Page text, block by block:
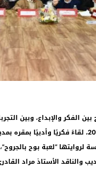
الفكر والإبداع، وبين
كفاءات إقليم تاونات، يوم السبت 31 يناير 2026،
لروايتها “لعبة بوح بالجروح”،
والناقد الأستاذ مراد